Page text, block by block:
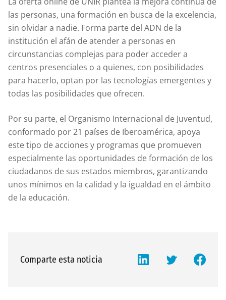
las personas, una formación en busca de la excelencia,
sin olvidar a nadie. Forma parte del ADN de la
institución el afán de atender a personas en
circunstancias complejas para poder acceder a
centros presenciales o a quienes, con posibilidades
para hacerlo, optan por las tecnologías emergentes y
todas las posibilidades que ofrecen.
Por su parte, el Organismo Internacional de Juventud,
conformado por 21 países de Iberoamérica, apoya
este tipo de acciones y programas que promueven
especialmente las oportunidades de formación de los
ciudadanos de sus estados miembros, garantizando
unos mínimos en la calidad y la igualdad en el ámbito
de la educación.
Comparte esta noticia